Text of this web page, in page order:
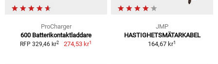
ProCharger
600 Batterikontaktladdare
RFP 329,46 kr2 274,53 kr1
JMP
HASTIGHETSMÄTARKABEL
164,67 kr1